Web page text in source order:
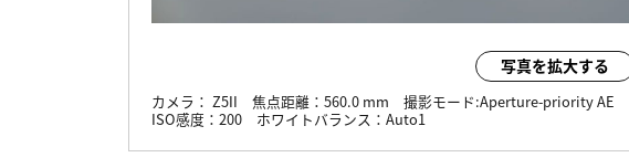
写真を拡大する
カメラ： Z5II 焦点距離： 560.0 mm 撮影モード:Aperture-priority AE
ISO感度： 200 ホワイトバランス： Auto1